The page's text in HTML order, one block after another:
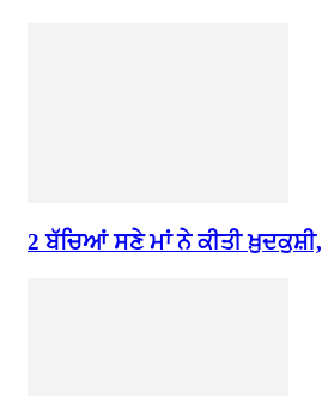
2 ਬੱਚਿਆਂ ਸਣੇ ਮਾਂ ਨੇ ਕੀਤੀ